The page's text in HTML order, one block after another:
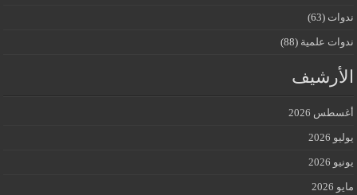
ندوات (63)
ندوات علمية (88)
الأرشيف
أغسطس 2026
يوليو 2026
يونيو 2026
مايو 2026